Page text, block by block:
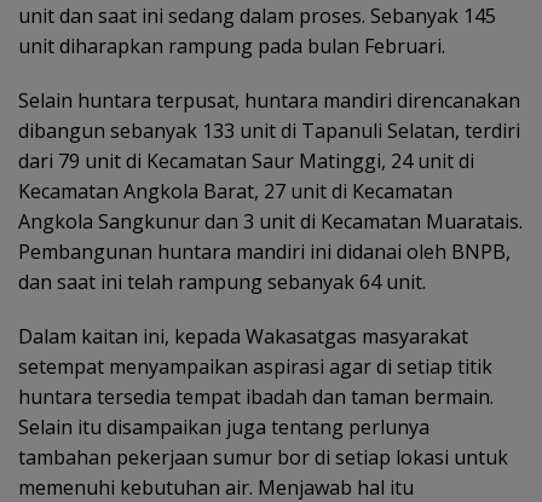
unit dan saat ini sedang dalam proses. Sebanyak 145
unit diharapkan rampung pada bulan Februari.
Selain huntara terpusat, huntara mandiri direncanakan
dibangun sebanyak 133 unit di Tapanuli Selatan, terdiri
dari 79 unit di Kecamatan Saur Matinggi, 24 unit di
Kecamatan Angkola Barat, 27 unit di Kecamatan
Angkola Sangkunur dan 3 unit di Kecamatan Muaratais.
Pembangunan huntara mandiri ini didanai oleh BNPB,
dan saat ini telah rampung sebanyak 64 unit.
Dalam kaitan ini, kepada Wakasatgas masyarakat
setempat menyampaikan aspirasi agar di setiap titik
huntara tersedia tempat ibadah dan taman bermain.
Selain itu disampaikan juga tentang perlunya
tambahan pekerjaan sumur bor di setiap lokasi untuk
memenuhi kebutuhan air. Menjawab hal itu